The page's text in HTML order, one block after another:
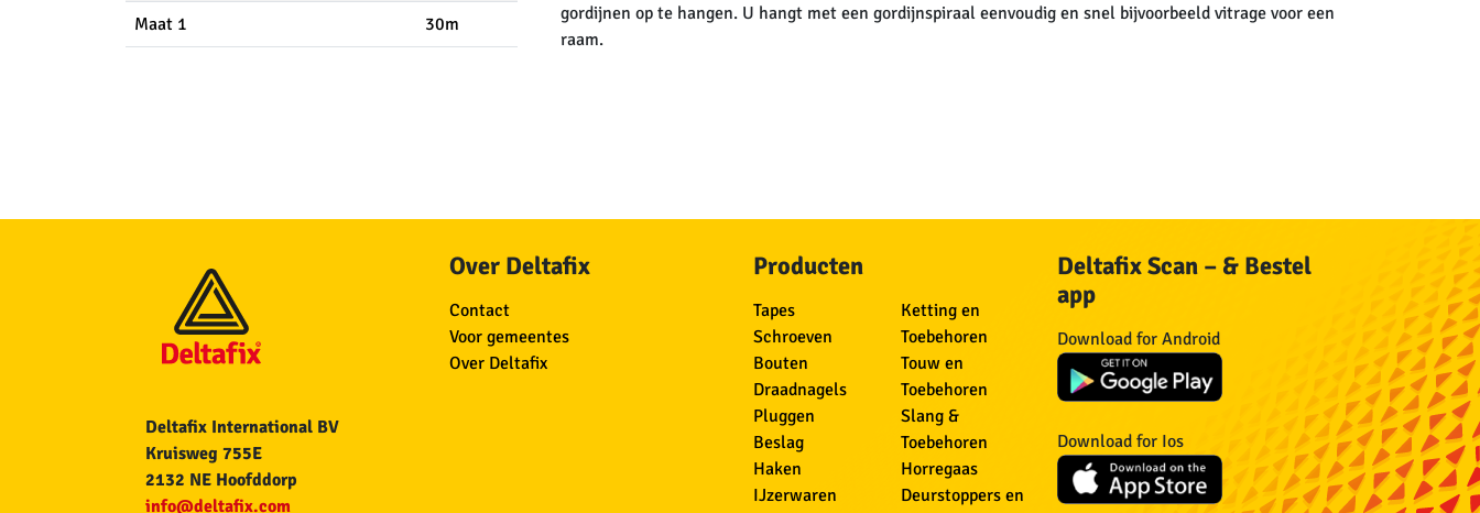
Maat 1 30m
gordijnen op te hangen. U hangt met een gordijnspiraal eenvoudig en snel bijvoorbeeld vitrage voor een
raam.
Deltafix International BV
Kruisweg 755E
2132 NE Hoofddorp
info@deltafix.com
Over Deltafix
Contact
Voor gemeentes
Over Deltafix
Producten
Tapes
Schroeven
Bouten
Draadnagels
Pluggen
Beslag
Haken
IJzerwaren
Ketting en
Toebehoren
Touw en
Toebehoren
Slang &
Toebehoren
Horregaas
Deurstoppers en
Deltafix Scan – & Bestel
app
Download for Android
Download for Ios